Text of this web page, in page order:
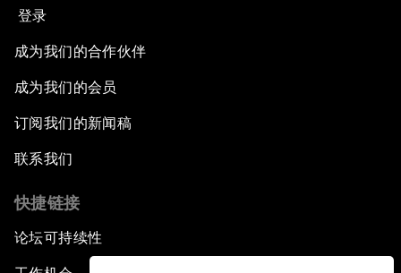
登录
成为我们的合作伙伴
成为我们的会员
订阅我们的新闻稿
联系我们
快捷链接
论坛可持续性